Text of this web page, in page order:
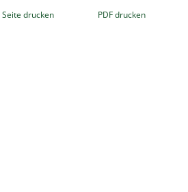
Seite drucken PDF drucken